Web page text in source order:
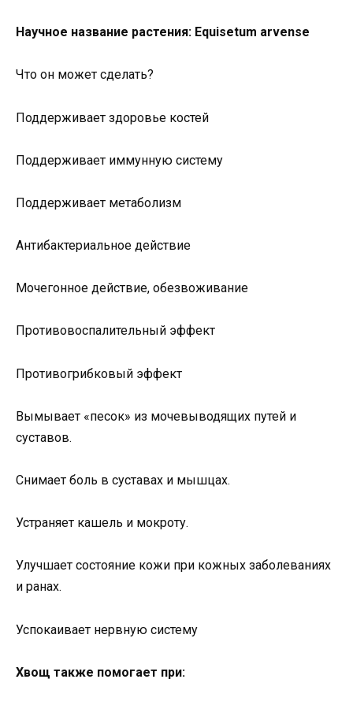
Научное название растения: Equisetum arvense
Что он может сделать?
Поддерживает здоровье костей
Поддерживает иммунную систему
Поддерживает метаболизм
Антибактериальное действие
Мочегонное действие, обезвоживание
Противовоспалительный эффект
Противогрибковый эффект
Вымывает «песок» из мочевыводящих путей и
суставов.
Снимает боль в суставах и мышцах.
Устраняет кашель и мокроту.
Улучшает состояние кожи при кожных заболеваниях
и ранах.
Успокаивает нервную систему
Хвощ также помогает при: